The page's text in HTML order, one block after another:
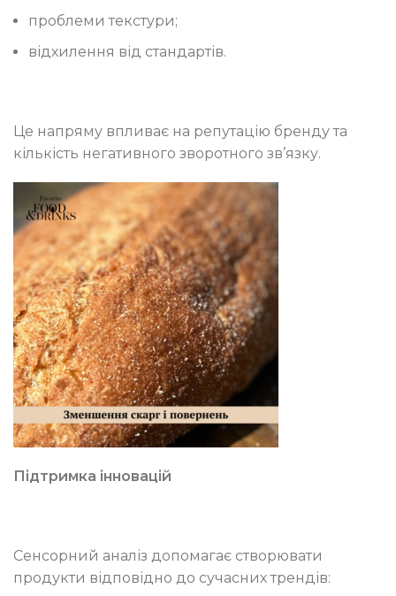
проблеми текстури;
відхилення від стандартів.
Це напряму впливає на репутацію бренду та
кількість негативного зворотного зв’язку.
Підтримка інновацій
Сенсорний аналіз допомагає створювати
продукти відповідно до сучасних трендів: